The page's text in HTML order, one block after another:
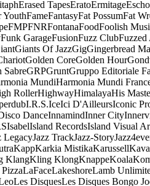
Erased TapesEratoErmitageEscho
YouthFameFantasyFat PossumFat
FMPFNRFontanaFoodFoolish
Funk GarageFusionFuzz ClubFuzzed
Giants Of JazzGigGingerbread
Golden CoreGolden Hour
SabreGRPGruntGruppo Editoriale
MundiHarmonia Mundi
RollerHighwayHimalayaHis
I.R.S.IceIci D'AilleursIconic
DanceInnamindInner City
IsabelIsland RecordsIsland Visual
LegacyJazz TrackJazz-Story
KappKarkia MistikaKarussell
KlangKling KlongKnappeKoala
LaFaceLakeshoreLamb
Les DisquesLes Disques Bongo